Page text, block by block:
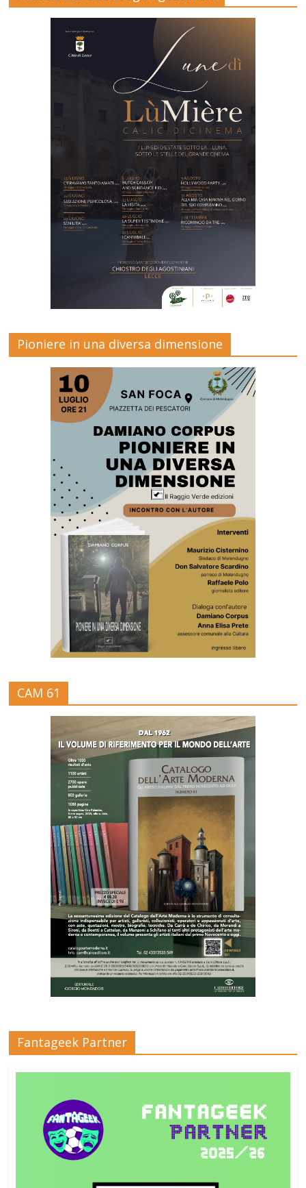
Pioniere in una diversa dimensione
CAM 61
Fantageek Partner